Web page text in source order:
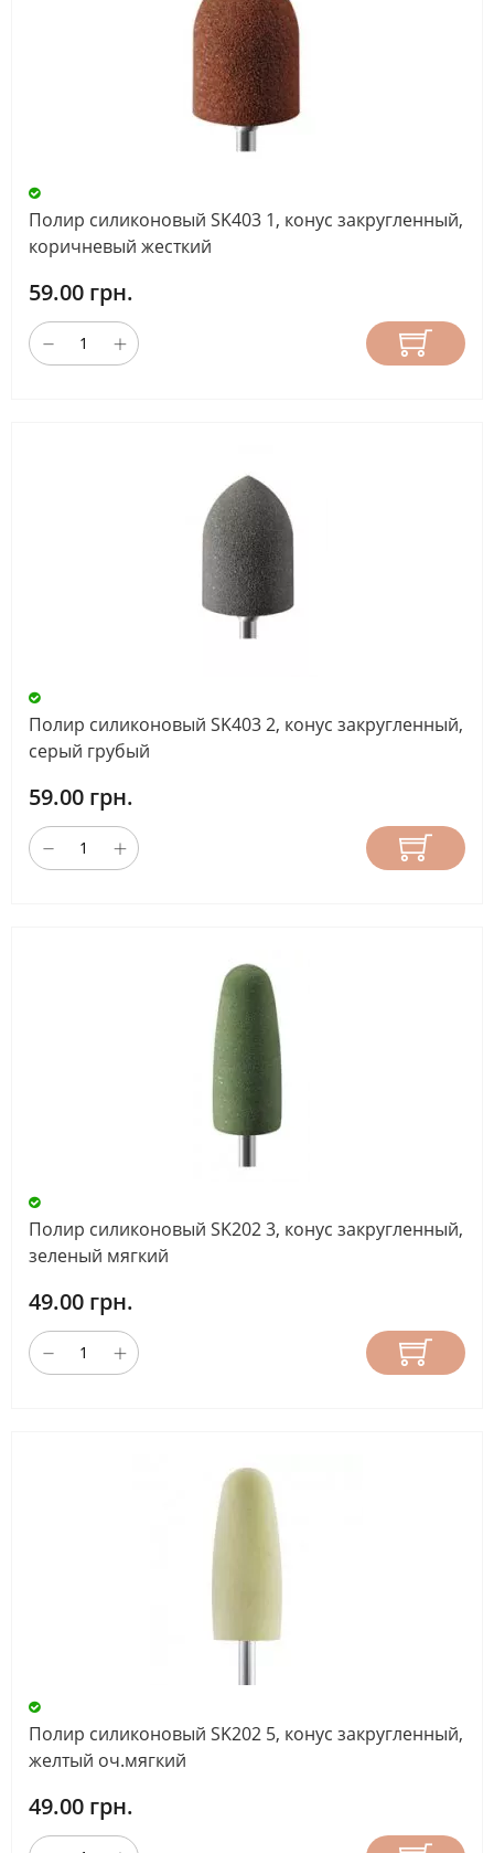
Полир силиконовый SK403 1, конус закругленный,
коричневый жесткий
59.00 грн.
Полир силиконовый SK403 2, конус закругленный,
серый грубый
59.00 грн.
Полир силиконовый SK202 3, конус закругленный,
зеленый мягкий
49.00 грн.
Полир силиконовый SK202 5, конус закругленный,
желтый оч.мягкий
49.00 грн.